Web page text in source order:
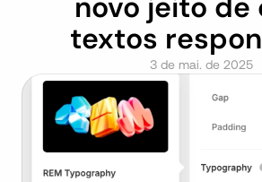
textos
3 de mai. de 2025